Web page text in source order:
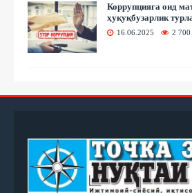
Коррупцияга оид
ҳуқуқбузарлик
16.06.2025 2 700